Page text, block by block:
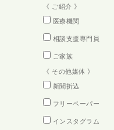
《 ご紹介 》
医療機関
相談支援専門員
ご家族
《 その他媒体 》
新聞折込
フリーペーパー
インスタグラム